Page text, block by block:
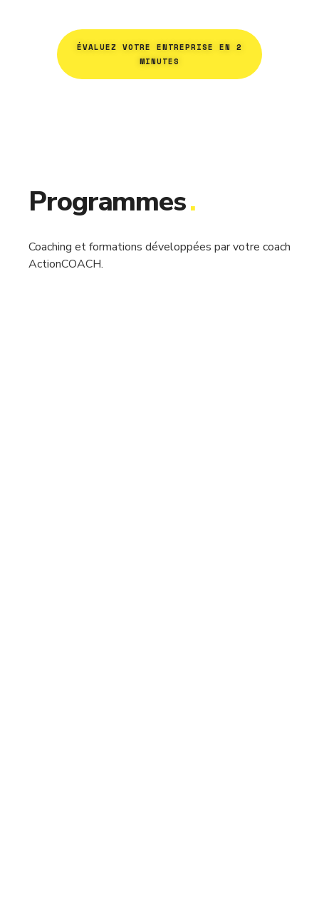
ÉVALUEZ VOTRE ENTREPRISE EN 2
MINUTES
Programmes.
Coaching et formations développées par votre coach
ActionCOACH.